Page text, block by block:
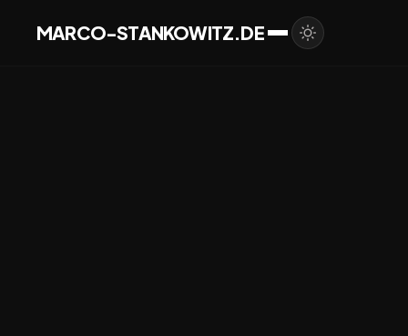
MARCO-STANKOWITZ.DE